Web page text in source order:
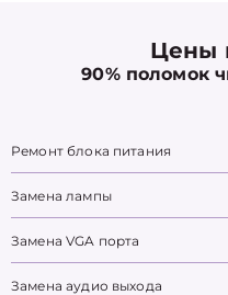
Цены
90% поломок
Ремонт блока питания
Замена лампы
Замена VGA порта
Замена аудио выхода